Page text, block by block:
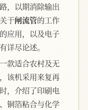
，以期消除输出
于闸流管的工作
应用，以及电子
详尽论述。
款适合农村及无
该机采用来复再
，介绍了印刷电
铜箔粘合与化学